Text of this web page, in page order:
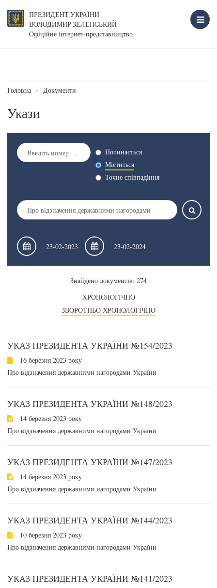
ПРЕЗИДЕНТ УКРАЇНИ
ВОЛОДИМИР ЗЕЛЕНСЬКИЙ
Офіційне інтернет-представництво
Головна Документи
Укази
Починається
Міститься
Точне співпадіння
Знайдено документів: 274
ХРОНОЛОГІЧНО
ЗВОРОТНЬО ХРОНОЛОГІЧНО
УКАЗ ПРЕЗИДЕНТА УКРАЇНИ №154/2023
16 березня 2023 року
Про відзначення державними нагородами України
УКАЗ ПРЕЗИДЕНТА УКРАЇНИ №148/2023
14 березня 2023 року
Про відзначення державними нагородами України
УКАЗ ПРЕЗИДЕНТА УКРАЇНИ №147/2023
14 березня 2023 року
Про відзначення державними нагородами України
УКАЗ ПРЕЗИДЕНТА УКРАЇНИ №144/2023
10 березня 2023 року
Про відзначення державними нагородами України
УКАЗ ПРЕЗИДЕНТА УКРАЇНИ №141/2023